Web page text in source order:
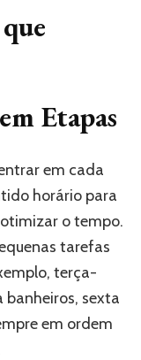
Etapas
em cada
horário para
o tempo.
tarefas
terça-
sexta
em ordem